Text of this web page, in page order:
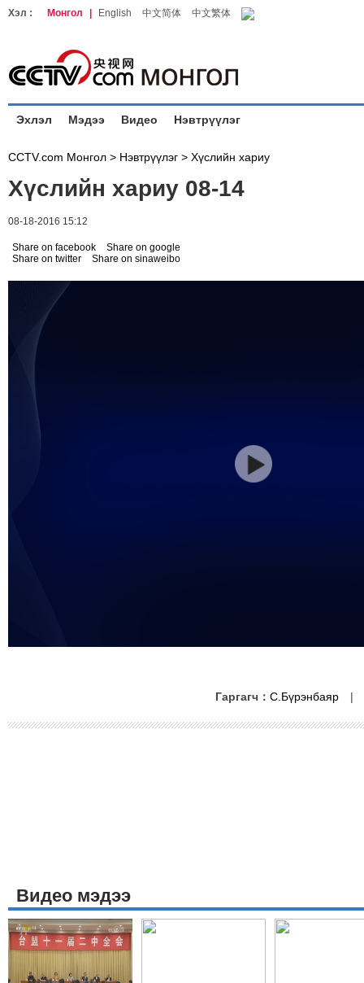
Хэл : Монгол English 中文简体 中文繁体
Эхлэл Мэдээ Видео Нэвтрүүлэг
CCTV.com Монгол > Нэвтрүүлэг > Хүслийн хариу
Хүслийн хариу 08-14
08-18-2016 15:12
Share on facebook
Share on google
Share on twitter
Share on sinaweibo
Гаргагч： С.Бүрэнбаяр |
Видео мэдээ